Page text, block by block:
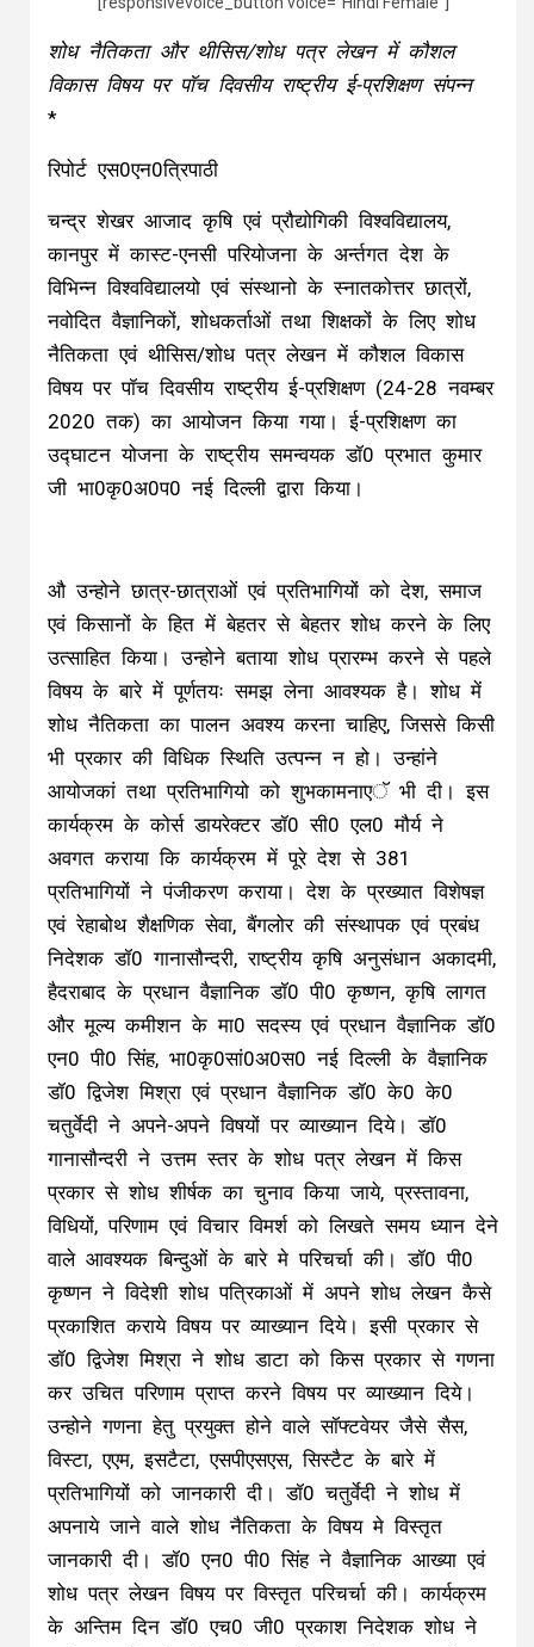
शोध नैतिकता और थीसिस/शोध पत्र लेखन में कौशल
विकास विषय पर पॉच दिवसीय राष्ट्रीय ई-प्रशिक्षण संपन्न
*
रिपोर्ट एस0एन0त्रिपाठी
चन्द्र शेखर आजाद कृषि एवं प्रौद्योगिकी विश्वविद्यालय,
कानपुर में कास्ट-एनसी परियोजना के अर्न्तगत देश के
विभिन्न विश्वविद्यालयो एवं संस्थानो के स्नातकोत्तर छात्रों,
नवोदित वैज्ञानिकों, शोधकर्ताओं तथा शिक्षकों के लिए शोध
नैतिकता एवं थीसिस/शोध पत्र लेखन में कौशल विकास
विषय पर पॉच दिवसीय राष्ट्रीय ई-प्रशिक्षण (24-28 नवम्बर
2020 तक) का आयोजन किया गया। ई-प्रशिक्षण का
उद्घाटन योजना के राष्ट्रीय समन्वयक डॉ0 प्रभात कुमार
जी भा0कृ0अ0प0 नई दिल्ली द्वारा किया।
औ उन्होने छात्र-छात्राओं एवं प्रतिभागियों को देश, समाज
एवं किसानों के हित में बेहतर से बेहतर शोध करने के लिए
उत्साहित किया। उन्होने बताया शोध प्रारम्भ करने से पहले
विषय के बारे में पूर्णतयः समझ लेना आवश्यक है। शोध में
शोध नैतिकता का पालन अवश्य करना चाहिए, जिससे किसी
भी प्रकार की विधिक स्थिति उत्पन्न न हो। उन्हांने
आयोजकां तथा प्रतिभागियो को शुभकामनाएॅ भी दी। इस
कार्यक्रम के कोर्स डायरेक्टर डॉ0 सी0 एल0 मौर्य ने
अवगत कराया कि कार्यक्रम में पूरे देश से 381
प्रतिभागियों ने पंजीकरण कराया। देश के प्रख्यात विशेषज्ञ
एवं रेहाबोथ शैक्षणिक सेवा, बैंगलोर की संस्थापक एवं प्रबंध
निदेशक डॉ0 गानासौन्दरी, राष्ट्रीय कृषि अनुसंधान अकादमी,
हैदराबाद के प्रधान वैज्ञानिक डॉ0 पी0 कृष्णन, कृषि लागत
और मूल्य कमीशन के मा0 सदस्य एवं प्रधान वैज्ञानिक डॉ0
एन0 पी0 सिंह, भा0कृ0सां0अ0स0 नई दिल्ली के वैज्ञानिक
डॉ0 द्विजेश मिश्रा एवं प्रधान वैज्ञानिक डॉ0 के0 के0
चतुर्वेदी ने अपने-अपने विषयों पर व्याख्यान दिये। डॉ0
गानासौन्दरी ने उत्तम स्तर के शोध पत्र लेखन में किस
प्रकार से शोध शीर्षक का चुनाव किया जाये, प्रस्तावना,
विधियों, परिणाम एवं विचार विमर्श को लिखते समय ध्यान देने
वाले आवश्यक बिन्दुओं के बारे मे परिचर्चा की। डॉ0 पी0
कृष्णन ने विदेशी शोध पत्रिकाओं में अपने शोध लेखन कैसे
प्रकाशित कराये विषय पर व्याख्यान दिये। इसी प्रकार से
डॉ0 द्विजेश मिश्रा ने शोध डाटा को किस प्रकार से गणना
कर उचित परिणाम प्राप्त करने विषय पर व्याख्यान दिये।
उन्होने गणना हेतु प्रयुक्त होने वाले सॉफ्टवेयर जैसे सैस,
विस्टा, एएम, इसटैटा, एसपीएसएस, सिस्टैट के बारे में
प्रतिभागियों को जानकारी दी। डॉ0 चतुर्वेदी ने शोध में
अपनाये जाने वाले शोध नैतिकता के विषय मे विस्तृत
जानकारी दी। डॉ0 एन0 पी0 सिंह ने वैज्ञानिक आख्या एवं
शोध पत्र लेखन विषय पर विस्तृत परिचर्चा की। कार्यक्रम
के अन्तिम दिन डॉ0 एच0 जी0 प्रकाश निदेशक शोध ने